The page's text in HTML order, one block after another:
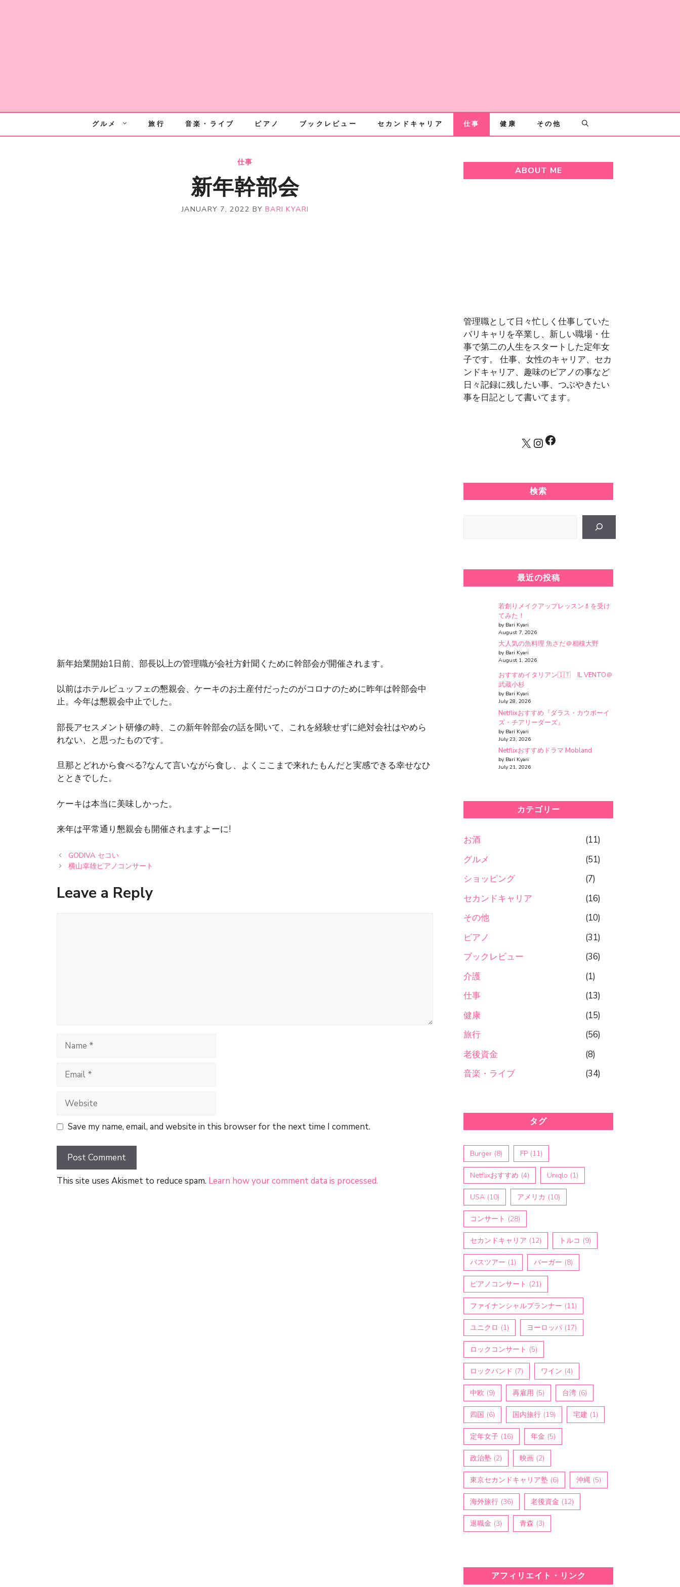
グルメ 旅行 音楽・ライブ ピアノ ブックレビュー セカンドキャリア 仕事 健康 その他
仕事
新年幹部会
JANUARY 7, 2022 BY BARI KYARI
新年始業開始1日前、部長以上の管理職が会社方針聞くために幹部会が開催されます。
以前はホテルビュッフェの懇親会、ケーキのお土産付だったのがコロナのために昨年は幹部会中
止。今年は懇親会中止でした。
部長アセスメント研修の時、この新年幹部会の話を聞いて、これを経験せずに絶対会社はやめら
れない、と思ったものです。
旦那とどれから食べる?なんて言いながら食し、よくここまで来れたもんだと実感できる幸せなひ
とときでした。
ケーキは本当に美味しかった。
来年は平常通り懇親会も開催されますよーに!
GODIVA セコい
横山幸雄ピアノコンサート
Leave a Reply
Name
Email
Website
Save my name, email, and website in this browser for the next time I comment.
This site uses Akismet to reduce spam. Learn how your comment data is processed.
ABOUT ME
管理職として日々忙しく仕事していた
バリキャリを卒業し、新しい職場・仕
事で第二の人生をスタートした定年女
子です。 仕事、女性のキャリア、セカ
ンドキャリア、趣味のピアノの事など
日々記録に残したい事、つぶやきたい
事を日記として書いてます。
X Instagram
Facebook
検索
最近の投稿
若創りメイクアップレッスン💄を受け
てみた！
by Bari Kyari
August 7, 2026
大人気の魚料理 魚さだ＠相模大野
by Bari Kyari
August 1, 2026
おすすめイタリアン🇮🇹 IL VENTO＠
武蔵小杉
by Bari Kyari
July 28, 2026
Netflixおすすめ『ダラス・カウボーイ
ズ・チアリーダーズ』
by Bari Kyari
July 23, 2026
Netflixおすすめドラマ Mobland
by Bari Kyari
July 21, 2026
カテゴリー
お酒
(11)
グルメ
(51)
ショッピング
(7)
セカンドキャリア
(16)
その他
(10)
ピアノ
(31)
ブックレビュー
(36)
介護
(1)
仕事
(13)
健康
(15)
旅行
(56)
老後資金
(8)
音楽・ライブ
(34)
タグ
Burger (8) FP (11)
Netflixおすすめ (4) Uniqlo (1)
USA (10) アメリカ (10)
コンサート (28)
セカンドキャリア (12) トルコ (9)
バスツアー (1) バーガー (8)
ピアノコンサート (21)
ファイナンシャルプランナー (11)
ユニクロ (1) ヨーロッパ (17)
ロックコンサート (5)
ロックバンド (7) ワイン (4)
中欧 (9) 再雇用 (5) 台湾 (6)
四国 (6) 国内旅行 (19) 宅建 (1)
定年女子 (16) 年金 (5)
政治塾 (2) 映画 (2)
東京セカンドキャリア塾 (6) 沖縄 (5)
海外旅行 (36) 老後資金 (12)
退職金 (3) 青森 (3)
アフィリエイト・リンク